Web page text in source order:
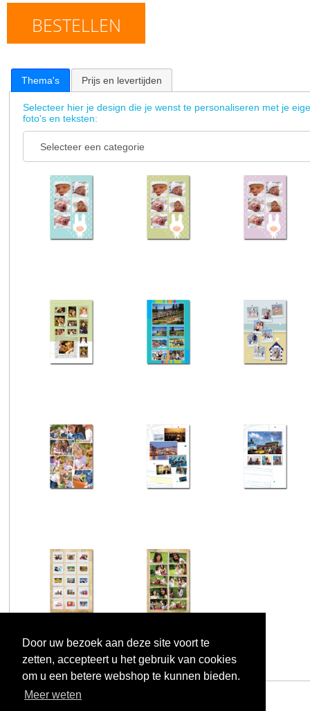
Door uw bezoek aan deze site voort te
zetten, accepteert u het gebruik van cookies
om u een betere webshop te kunnen bieden.
Meer weten
BESTELLEN
Thema's Prijs en levertijden
Selecteer hier je design die je wenst te personaliseren met je
foto's en teksten: